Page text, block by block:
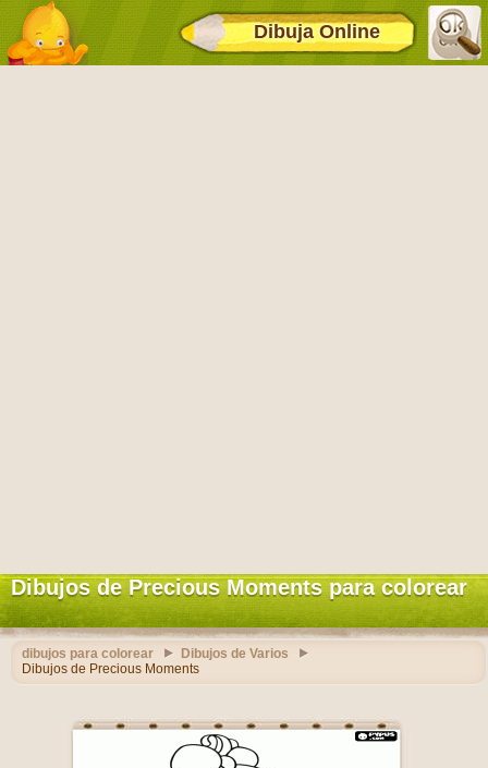
Dibuja Online
Dibujos de Precious Moments para colorear
dibujos para colorear
Dibujos de Varios
Dibujos de Precious Moments